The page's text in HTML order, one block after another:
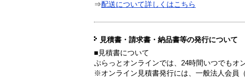
⇒配送について詳しくはこちら
見積書・請求書・納品書等の発行について
■見積書について
ぷらっとオンラインでは、24時間いつでもオ
※オンライン見積書発行には、一般法人会員